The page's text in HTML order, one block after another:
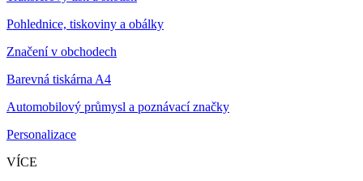
Pohlednice, tiskoviny a obálky
Značení v obchodech
Barevná tiskárna A4
Automobilový průmysl a poznávací značky
Personalizace
VÍCE